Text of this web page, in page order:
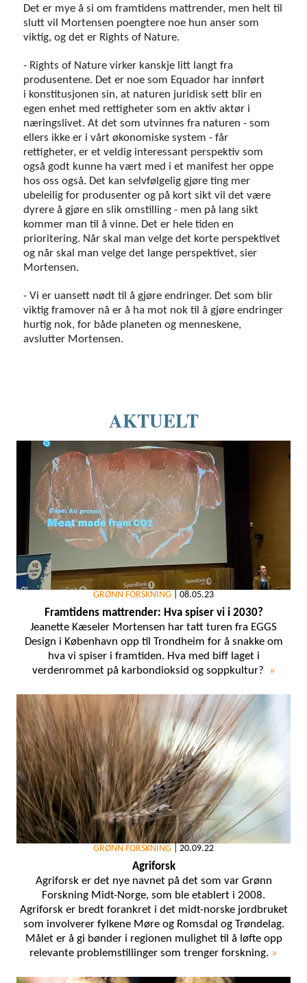
Det er mye å si om framtidens mattrender, men helt til
slutt vil Mortensen poengtere noe hun anser som
viktig, og det er Rights of Nature.
- Rights of Nature virker kanskje litt langt fra
produsentene. Det er noe som Equador har innført
i konstitusjonen sin, at naturen juridisk sett blir en
egen enhet med rettigheter som en aktiv aktør i
næringslivet. At det som utvinnes fra naturen - som
ellers ikke er i vårt økonomiske system - får
rettigheter, er et veldig interessant perspektiv som
også godt kunne ha vært med i et manifest her oppe
hos oss også. Det kan selvfølgelig gjøre ting mer
ubeleilig for produsenter og på kort sikt vil det være
dyrere å gjøre en slik omstilling - men på lang sikt
kommer man til å vinne. Det er hele tiden en
prioritering. Når skal man velge det korte perspektivet
og når skal man velge det lange perspektivet, sier
Mortensen.
- Vi er uansett nødt til å gjøre endringer. Det som blir
viktig framover nå er å ha mot nok til å gjøre endringer
hurtig nok, for både planeten og menneskene,
avslutter Mortensen.
AKTUELT
GRØNN FORSKNING 08.05.23
Framtidens mattrender: Hva spiser vi i 2030?
Jeanette Kæseler Mortensen har tatt turen fra EGGS
Design i København opp til Trondheim for å snakke om
hva vi spiser i framtiden. Hva med biff laget i
verdenrommet på karbondioksid og soppkultur?
»
GRØNN FORSKNING 20.09.22
Agriforsk
Agriforsk er det nye navnet på det som var Grønn
Forskning Midt-Norge, som ble etablert i 2008.
Agriforsk er bredt forankret i det midt-norske jordbruket
som involverer fylkene Møre og Romsdal og Trøndelag.
Målet er å gi bønder i regionen mulighet til å løfte opp
relevante problemstillinger som trenger forskning. »